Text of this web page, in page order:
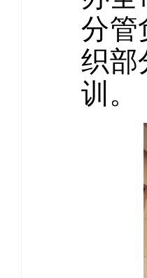
分管
织部
训。